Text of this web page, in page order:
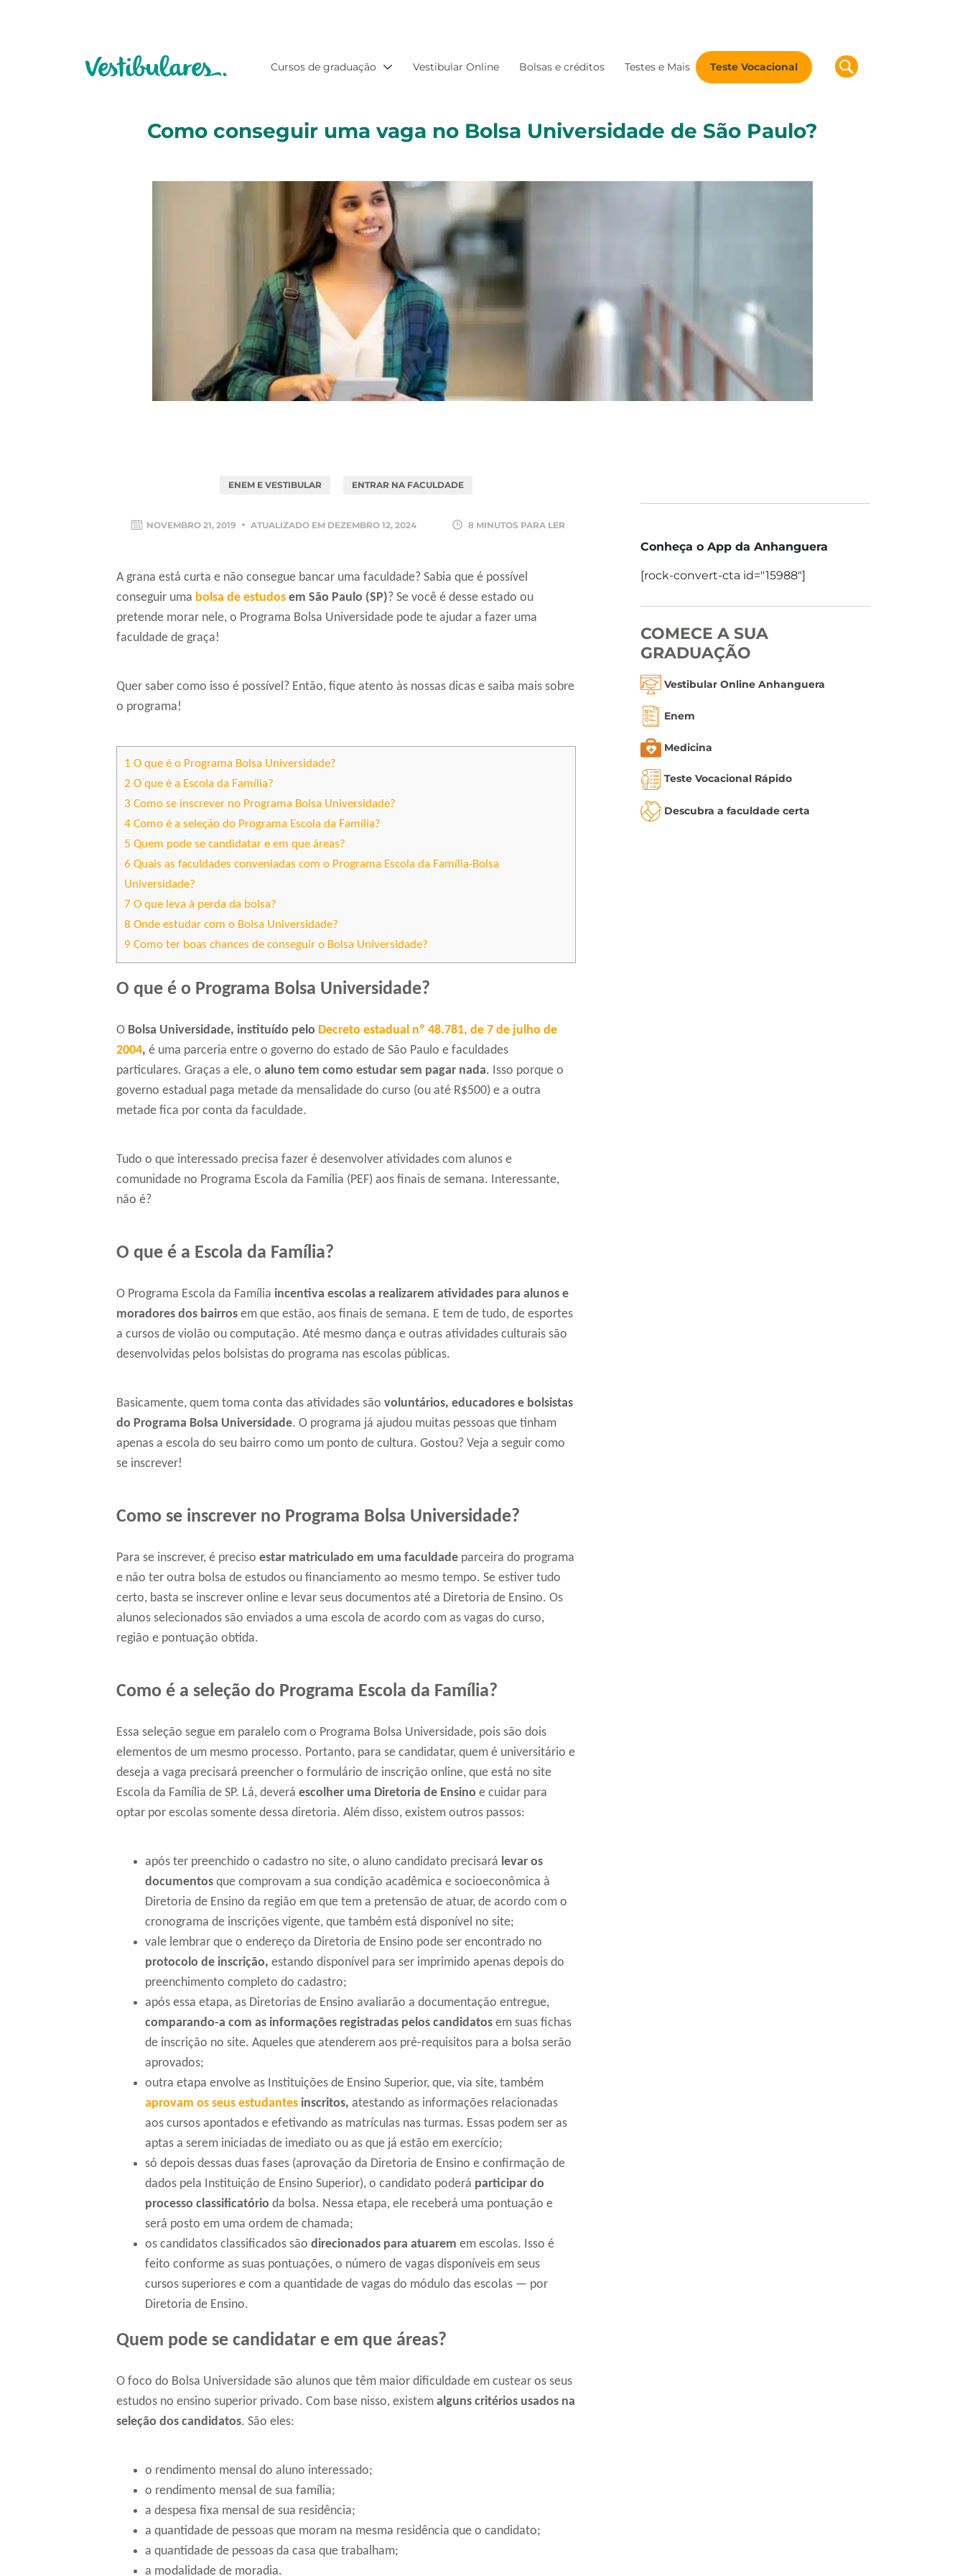
Cursos de graduação Vestibular Online Bolsas e créditos Testes e Mais Teste Vocacional
Como conseguir uma vaga no Bolsa Universidade de São Paulo?
ENEM E VESTIBULAR ENTRAR NA FACULDADE
NOVEMBRO 21, 2019 ATUALIZADO EM DEZEMBRO 12, 2024 8 MINUTOS PARA LER
A grana está curta e não consegue bancar uma faculdade? Sabia que é possível
conseguir uma bolsa de estudos em São Paulo (SP)? Se você é desse estado ou
pretende morar nele, o Programa Bolsa Universidade pode te ajudar a fazer uma
faculdade de graça!
Quer saber como isso é possível? Então, fique atento às nossas dicas e saiba mais sobre
o programa!
1 O que é o Programa Bolsa Universidade?
2 O que é a Escola da Família?
3 Como se inscrever no Programa Bolsa Universidade?
4 Como é a seleção do Programa Escola da Família?
5 Quem pode se candidatar e em que áreas?
6 Quais as faculdades conveniadas com o Programa Escola da Família-Bolsa
Universidade?
7 O que leva à perda da bolsa?
8 Onde estudar com o Bolsa Universidade?
9 Como ter boas chances de conseguir o Bolsa Universidade?
O que é o Programa Bolsa Universidade?
O Bolsa Universidade, instituído pelo Decreto estadual nº 48.781, de 7 de julho de
2004, é uma parceria entre o governo do estado de São Paulo e faculdades
particulares. Graças a ele, o aluno tem como estudar sem pagar nada. Isso porque o
governo estadual paga metade da mensalidade do curso (ou até R$500) e a outra
metade fica por conta da faculdade.
Tudo o que interessado precisa fazer é desenvolver atividades com alunos e
comunidade no Programa Escola da Família (PEF) aos finais de semana. Interessante,
não é?
O que é a Escola da Família?
O Programa Escola da Família incentiva escolas a realizarem atividades para alunos e
moradores dos bairros em que estão, aos finais de semana. E tem de tudo, de esportes
a cursos de violão ou computação. Até mesmo dança e outras atividades culturais são
desenvolvidas pelos bolsistas do programa nas escolas públicas.
Basicamente, quem toma conta das atividades são voluntários, educadores e bolsistas
do Programa Bolsa Universidade. O programa já ajudou muitas pessoas que tinham
apenas a escola do seu bairro como um ponto de cultura. Gostou? Veja a seguir como
se inscrever!
Como se inscrever no Programa Bolsa Universidade?
Para se inscrever, é preciso estar matriculado em uma faculdade parceira do programa
e não ter outra bolsa de estudos ou financiamento ao mesmo tempo. Se estiver tudo
certo, basta se inscrever online e levar seus documentos até a Diretoria de Ensino. Os
alunos selecionados são enviados a uma escola de acordo com as vagas do curso,
região e pontuação obtida.
Como é a seleção do Programa Escola da Família?
Essa seleção segue em paralelo com o Programa Bolsa Universidade, pois são dois
elementos de um mesmo processo. Portanto, para se candidatar, quem é universitário e
deseja a vaga precisará preencher o formulário de inscrição online, que está no site
Escola da Família de SP. Lá, deverá escolher uma Diretoria de Ensino e cuidar para
optar por escolas somente dessa diretoria. Além disso, existem outros passos:
após ter preenchido o cadastro no site, o aluno candidato precisará levar os
documentos que comprovam a sua condição acadêmica e socioeconômica à
Diretoria de Ensino da região em que tem a pretensão de atuar, de acordo com o
cronograma de inscrições vigente, que também está disponível no site;
vale lembrar que o endereço da Diretoria de Ensino pode ser encontrado no
protocolo de inscrição, estando disponível para ser imprimido apenas depois do
preenchimento completo do cadastro;
após essa etapa, as Diretorias de Ensino avaliarão a documentação entregue,
comparando-a com as informações registradas pelos candidatos em suas fichas
de inscrição no site. Aqueles que atenderem aos pré-requisitos para a bolsa serão
aprovados;
outra etapa envolve as Instituições de Ensino Superior, que, via site, também
aprovam os seus estudantes inscritos, atestando as informações relacionadas
aos cursos apontados e efetivando as matrículas nas turmas. Essas podem ser as
aptas a serem iniciadas de imediato ou as que já estão em exercício;
só depois dessas duas fases (aprovação da Diretoria de Ensino e confirmação de
dados pela Instituição de Ensino Superior), o candidato poderá participar do
processo classificatório da bolsa. Nessa etapa, ele receberá uma pontuação e
será posto em uma ordem de chamada;
os candidatos classificados são direcionados para atuarem em escolas. Isso é
feito conforme as suas pontuações, o número de vagas disponíveis em seus
cursos superiores e com a quantidade de vagas do módulo das escolas — por
Diretoria de Ensino.
Quem pode se candidatar e em que áreas?
O foco do Bolsa Universidade são alunos que têm maior dificuldade em custear os seus
estudos no ensino superior privado. Com base nisso, existem alguns critérios usados na
seleção dos candidatos. São eles:
o rendimento mensal do aluno interessado;
o rendimento mensal de sua família;
a despesa fixa mensal de sua residência;
a quantidade de pessoas que moram na mesma residência que o candidato;
a quantidade de pessoas da casa que trabalham;
a modalidade de moradia.
Conheça o App da Anhanguera
[rock-convert-cta id="15988"]
COMECE A SUA
GRADUAÇÃO
Vestibular Online Anhanguera
Enem
Medicina
Teste Vocacional Rápido
Descubra a faculdade certa